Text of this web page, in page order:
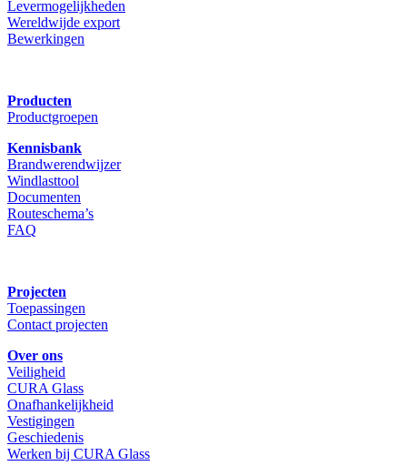
Levermogelijkheden
Wereldwijde export
Bewerkingen
Producten
Productgroepen
Kennisbank
Brandwerendwijzer
Windlasttool
Documenten
Routeschema’s
FAQ
Projecten
Toepassingen
Contact projecten
Over ons
Veiligheid
CURA Glass
Onafhankelijkheid
Vestigingen
Geschiedenis
Werken bij CURA Glass